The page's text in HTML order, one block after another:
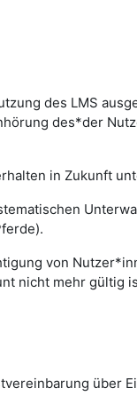
des LMS
des*der
in Zukunft
von
nicht mehr gültig
über